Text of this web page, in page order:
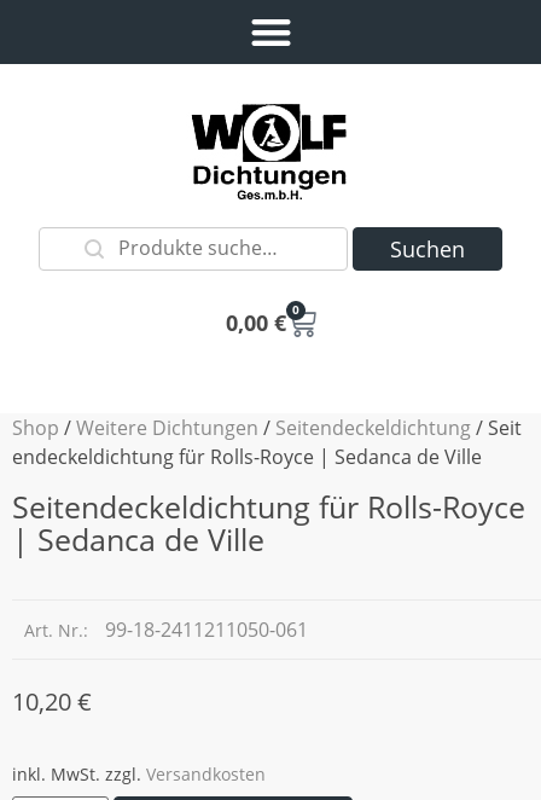
Suchen
0,00 € 0
Shop /Weitere Dichtungen / Seitendeckeldichtung/ Seit
endeckeldichtung für Rolls-Royce | Sedanca de Ville
Seitendeckeldichtung für Rolls-Royce
| Sedanca de Ville
Art. Nr.: 99-18-2411211050-061
10,20€
inkl. MwSt. zzgl. Versandkosten